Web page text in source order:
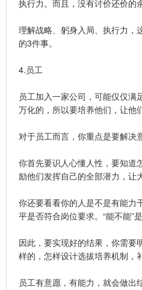
执行力。而且，没有讨价还价的
理解战略、躬身入局、执行力，
的3件事。
4.员工
员工加入一家公司，可能仅仅满
万化的，所以要培养他们，让他
对于员工而言，你重点是要解决
你首先要识人心懂人性，要知道
励他们发挥自己的全部潜力，让
你还要看看你的人是不是有能力
平是否符合岗位要求。“能不能”
因此，要实现好的结果，你需要
样的，怎样设计选拔培养机制，
员工有意愿，有能力，就会做出